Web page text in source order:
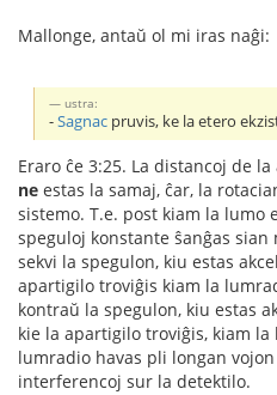
Mallonge, antaŭ ol mi iras naĝi:
ustra:
-Sagnac pruvis, ke la etero
Eraro ĉe 3:25. La distancoj de
ne estas la samaj, ĉar, la
sistemo. T.e. post kiam la lumo
speguloj konstante ŝanĝas
sekvi la spegulon, kiu estas
apartigilo troviĝis kiam la
kontraŭ la spegulon, kiu estas
kie la apartigilo troviĝis, kiam
lumradio havas pli longan
interferencoj sur la detektilo.